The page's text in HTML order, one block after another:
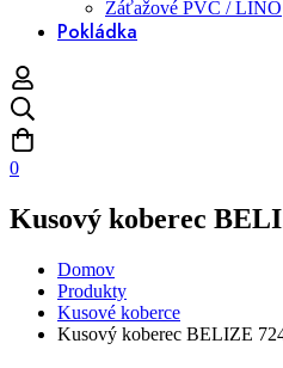
Záťažové PVC / LINO
Pokládka
0
Kusový koberec
Domov
Produkty
Kusové koberce
Kusový koberec BELIZE